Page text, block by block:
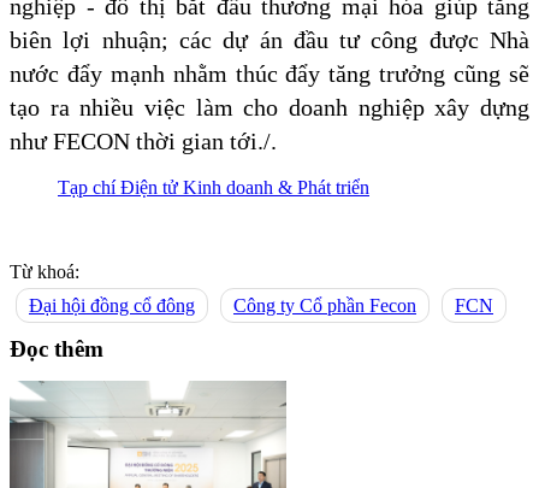
nghiệp - đô thị bắt đầu thương mại hóa giúp tăng
biên lợi nhuận; các dự án đầu tư công được Nhà
nước đẩy mạnh nhằm thúc đẩy tăng trưởng cũng sẽ
tạo ra nhiều việc làm cho doanh nghiệp xây dựng
như FECON thời gian tới./.
Tạp chí Điện tử Kinh doanh & Phát triển
Từ khoá:
Đại hội đồng cổ đông
Công ty Cổ phần Fecon FCN
Đọc thêm